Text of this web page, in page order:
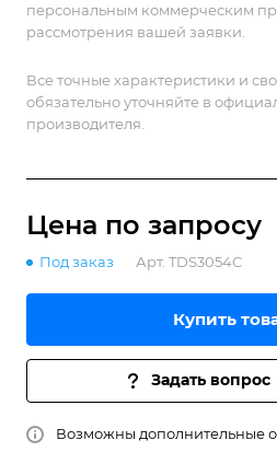
персональным коммерческим
рассмотрения вашей заявки.
Все точные характеристики и
обязательно уточняйте в
производителя.
Цена по запросу
Под заказ Арт. TDS3054C
Купить
Задать вопрос
Возможны дополнительные